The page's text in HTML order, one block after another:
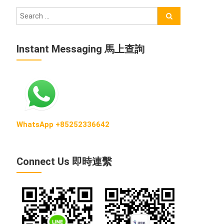
Instant Messaging 馬上查詢
WhatsApp +85252336642
Connect Us 即時連繫